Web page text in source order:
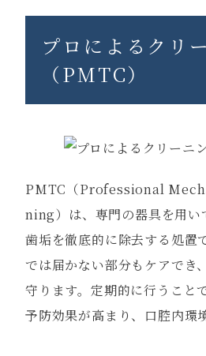
プロによるクリ
（PMTC）
PMTC（Professional
ning）は、専門の器具を用い
歯垢を徹底的に除去する処置
では届かない部分もケアでき
守ります。定期的に行うこと
予防効果が高まり、口腔内環